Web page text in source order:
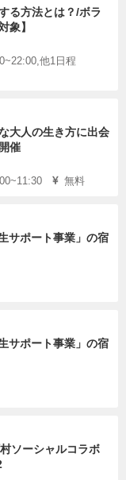
る方法とは？/ボラ
象】
他1日程
大人の生き方に出会
催
無料
サポート事業」の宿
サポート事業」の宿
ソーシャルコラボ